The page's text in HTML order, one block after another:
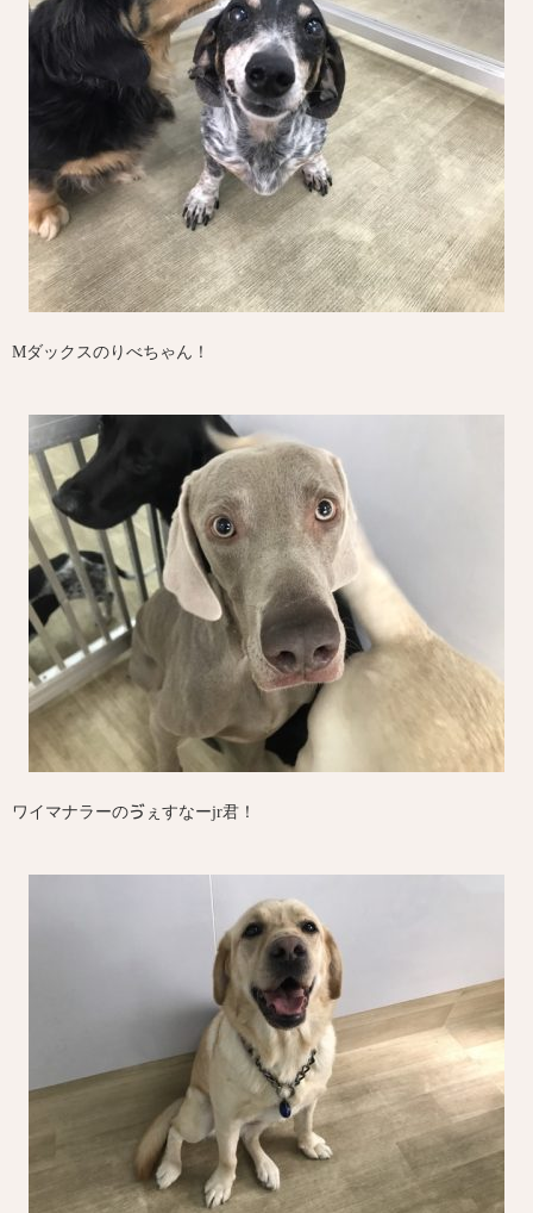
Mダックスのりべちゃん！
ワイマナラーのゔぇすなーjr君！